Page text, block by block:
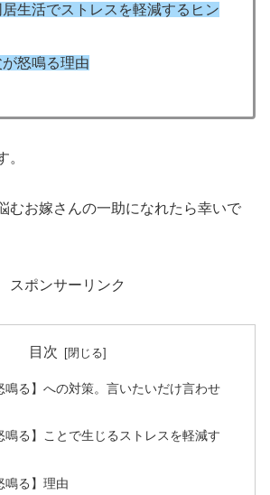
生活でストレスを軽減するヒン
怒鳴る理由
。
むお嫁さんの一助になれたら幸いで
スポンサーリンク
目次
鳴る】への対策。言いたいだけ言わせ
鳴る】ことで生じるストレスを軽減す
鳴る】理由